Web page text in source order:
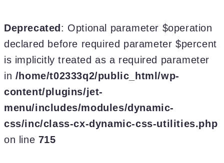
Deprecated : Optional parameter $operation
declared before required parameter $percent
is implicitly treated as a required parameter
in /home/t02333q2/public_html/wp-
content/plugins/jet-
menu/includes/modules/dynamic-
css/inc/class-cx-dynamic-css-utilities.php
on line 715